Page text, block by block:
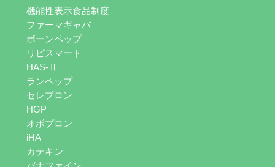
機能性表示食品制度
ファーマギャバ
ボーンペップ
リピスマート
HAS-Ⅱ
ランペップ
セレプロン
HGP
オボプロン
iHA
カテキン